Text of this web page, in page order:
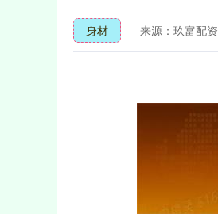
身材 来源：玖富配资